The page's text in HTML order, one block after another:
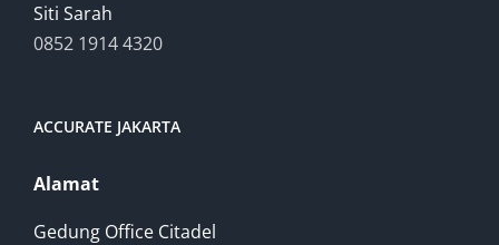
Siti Sarah
0852 1914 4320
ACCURATE JAKARTA
Alamat
Gedung Office Citadel